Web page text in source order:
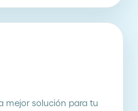
mejor solución para tu